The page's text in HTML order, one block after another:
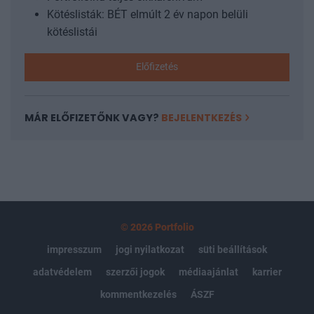
Kötéslisták: BÉT elmúlt 2 év napon belüli
kötéslistái
Előfizetés
MÁR ELŐFIZETŐNK VAGY? BEJELENTKEZÉS
© 2026 Portfolio
impresszum
jogi nyilatkozat
süti beállítások
adatvédelem
szerzői jogok médiaajánlat
karrier
kommentkezelés
ÁSZF